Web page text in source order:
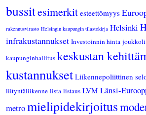
bussitesimerkit esteettömyys
rakennusvirasto Helsingin kaupungin tilastokirja Helsinki
infrakustannukset Investoinnin hinta
kaupunginhallitus keskustan
kustannukset Liikennepoliittinen
liityntäliikenne lista listaus LVM Länsi-
metromielipidekirjoitus